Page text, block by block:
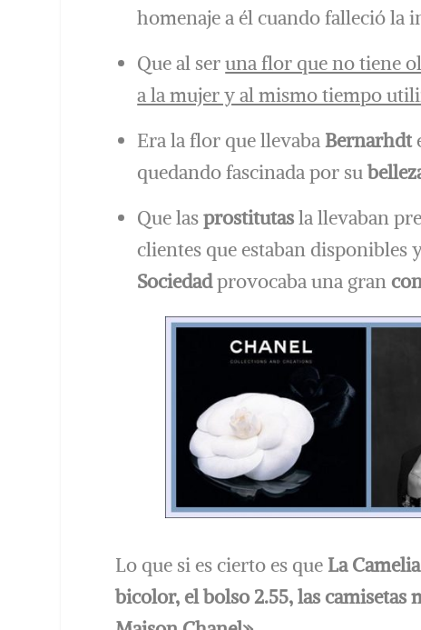
homenaje a él cuando falleció la
Que al seruna flor que no tiene
a la mujer y al mismo tiempo
Era la flor que llevabaBernarhdt
quedando fascinada por su
Que lasprostitutasla llevaban
clientes que estaban
Sociedadprovocaba una gran
Lo que si es cierto es que La
bicolor, el bolso 2.55, las camisetas